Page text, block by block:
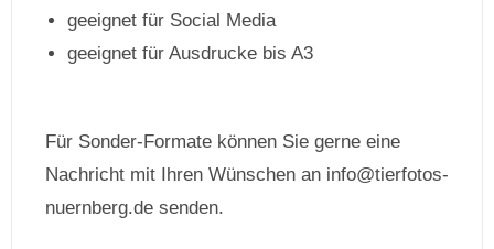
geeignet für Social Media
geeignet für Ausdrucke bis A3
Für Sonder-Formate können Sie gerne eine
Nachricht mit Ihren Wünschen an info@tierfotos-
nuernberg.de senden.